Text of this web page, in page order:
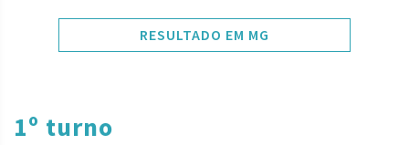
RESULTADO EM MG
1º turno